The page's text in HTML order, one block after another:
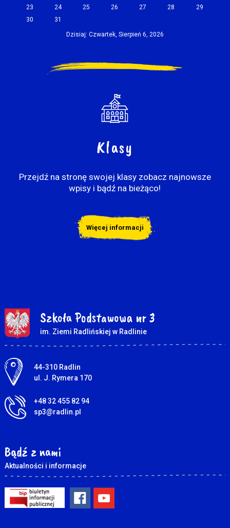
23
24 25 26 27 28
29
30
31
Dzisiaj: Czwartek, Sierpień 6, 2026
Klasy
Przejdź na stronę swojej klasy zobacz najnowsze
wpisy i bądź na bieżąco!
Więcej informacji
Szkoła Podstawowa nr 3
im. Ziemi Radlińskiej w Radlinie
Adres pocztowy:
44-310 Radlin
ul. J. Rymera 170
+48 32 455 82 94
sp3@radlin.pl
Bądź z nami
Aktualności i informacje